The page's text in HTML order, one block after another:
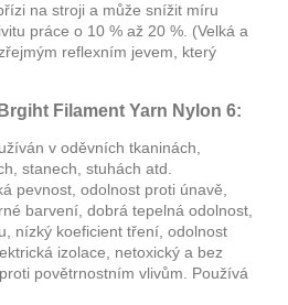
na stroji a může snížit míru
práce o 10 % až 20 %. (Velká a
reflexním jevem, který
Filament Yarn Nylon 6:
v oděvních tkaninách,
stanech, stuhách atd.
pevnost, odolnost proti únavě,
barvení, dobrá tepelná odolnost,
nízký koeficient tření, odolnost
izolace, netoxický a bez
povětrnostním vlivům. Používá